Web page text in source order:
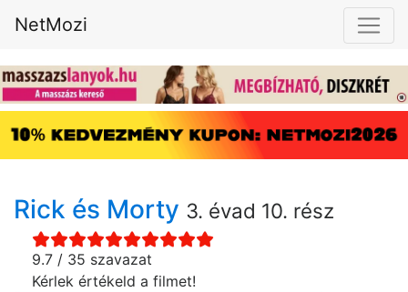
NetMozi
Rick és Morty 3. évad 10. rész
9.7 / 35 szavazat
Kérlek értékeld a filmet!